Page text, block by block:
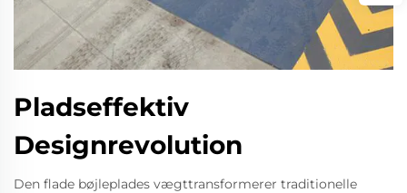
Pladseffektiv
Designrevolution
Den flade bøjleplades vægttransformerer traditionelle